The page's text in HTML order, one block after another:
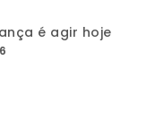
é agir hoje